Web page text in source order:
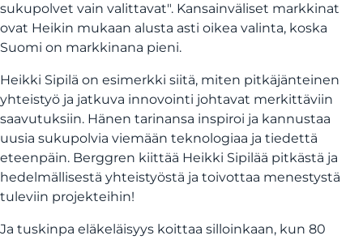
sukupolvet vain valittavat". Kansainväliset markkinat
ovat Heikin mukaan alusta asti oikea valinta, koska
Suomi on markkinana pieni.
Heikki Sipilä on esimerkki siitä, miten pitkäjänteinen
yhteistyö ja jatkuva innovointi johtavat merkittäviin
saavutuksiin. Hänen tarinansa inspiroi ja kannustaa
uusia sukupolvia viemään teknologiaa ja tiedettä
eteenpäin. Berggren kiittää Heikki Sipilää pitkästä ja
hedelmällisestä yhteistyöstä ja toivottaa menestystä
tuleviin projekteihin!
Ja tuskinpa eläkeläisyys koittaa silloinkaan, kun 80